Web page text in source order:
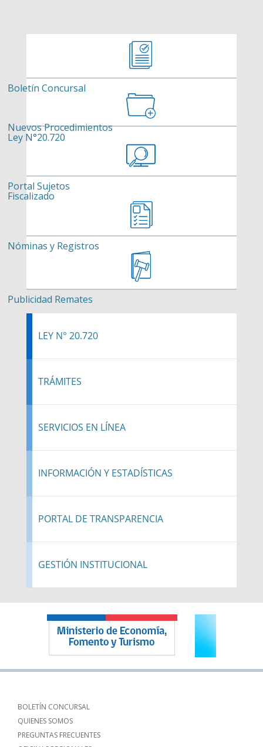
Boletín Concursal
Nuevos Procedimientos
Ley N°20.720
Portal Sujetos
Fiscalizado
Nóminas y Registros
Publicidad Remates
LEY N° 20.720
TRÁMITES
SERVICIOS EN LÍNEA
INFORMACIÓN Y ESTADÍSTICAS
PORTAL DE TRANSPARENCIA
GESTIÓN INSTITUCIONAL
BOLETÍN CONCURSAL
QUIENES SOMOS
PREGUNTAS FRECUENTES